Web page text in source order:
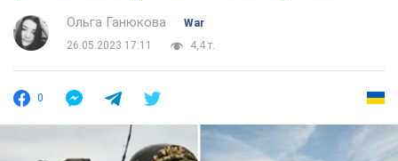
Ольга Ганюкова
War
26.05.2023 17:11
4,4 т.
0